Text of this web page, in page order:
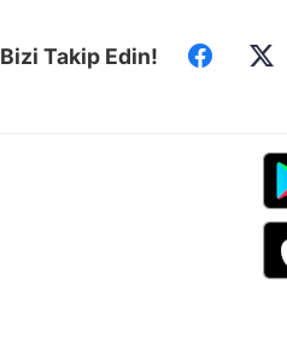
Bizi Takip Edin!